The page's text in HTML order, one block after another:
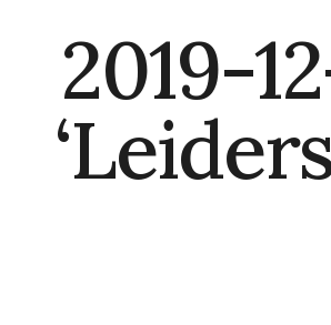
2019-